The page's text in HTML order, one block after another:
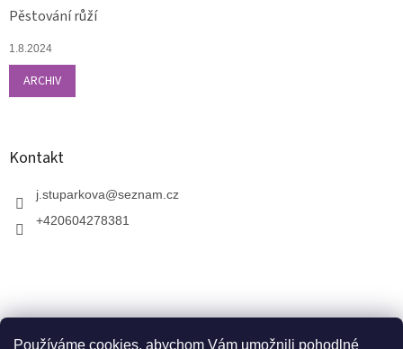
Používáme cookies, abychom Vám umožnili pohodlné
Pěstování růží
1.8.2024
ARCHIV
Kontakt
j.stuparkova@seznam.cz
+420604278381